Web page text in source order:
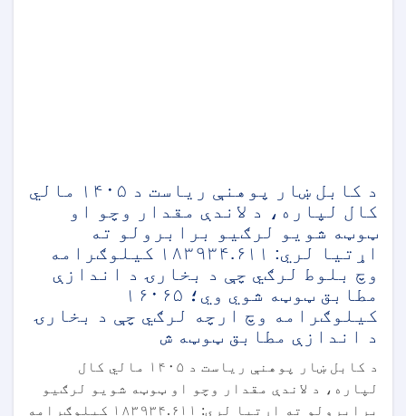
د کابل ښار پوهنې ریاست د ۱۴۰۵ مالي
کال لپاره، د لاندې مقدار وچو او
ټوټه شویو لرګیو برابرولو ته
اړتیا لري: ۱۸۳۹۳۴.۶۱۱ کیلوګرامه
وچ بلوط لرګي چې د بخارۍ د اندازې
مطابق ټوټه شوي وي؛ ۱۶۰۶۵
کیلوګرامه وچ ارچه لرګي چې د بخارۍ
د اندازې مطابق ټوټه ش
د کابل ښار پوهنې ریاست د ۱۴۰۵ مالي کال
لپاره، د لاندې مقدار وچو او ټوټه شویو لرګیو
برابرولو ته اړتیا لري: ۱۸۳۹۳۴.۶۱۱ کیلوګرامه